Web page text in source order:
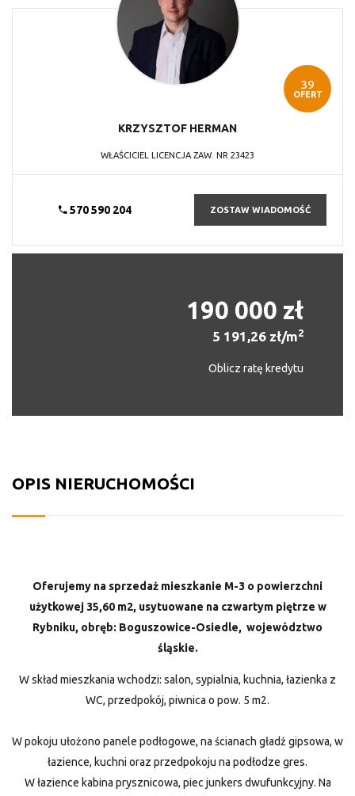
39
OFERT
KRZYSZTOF HERMAN
WŁAŚCICIEL LICENCJA ZAW. NR 23423
570 590 204 ZOSTAW WIADOMOŚĆ
190 000 zł
5 191,26 zł/m2
Oblicz ratę kredytu
OPIS NIERUCHOMOŚCI
Oferujemy na sprzedaż mieszkanie M-3 o powierzchni
użytkowej 35,60 m2, usytuowane na czwartym piętrze w
Rybniku, obręb: Boguszowice-Osiedle, województwo
śląskie.
W skład mieszkania wchodzi: salon, sypialnia, kuchnia, łazienka z
WC, przedpokój, piwnica o pow. 5 m2.
W pokoju ułożono panele podłogowe, na ścianach gładź gipsowa, w
łazience, kuchni oraz przedpokoju na podłodze gres.
W łazience kabina prysznicowa, piec junkers dwufunkcyjny. Na